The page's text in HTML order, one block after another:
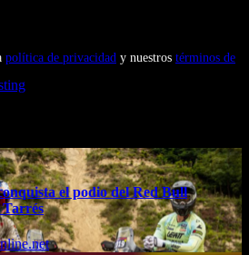
política de privacidad y nuestros términos de
el podio del Red Bull
Tarrés